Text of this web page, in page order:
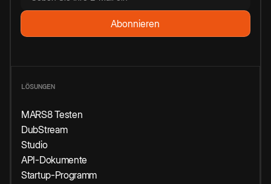
LÖSUNGEN
MARS8 Testen
DubStream
Studio
API-Dokumente
Startup-Programm